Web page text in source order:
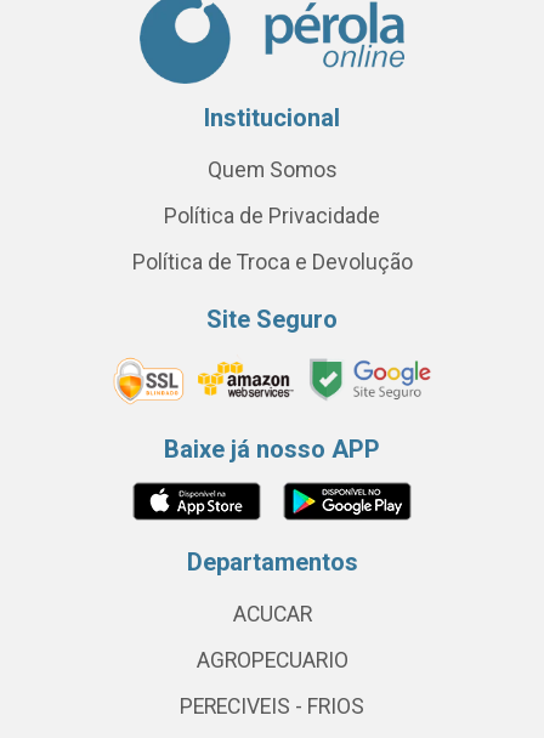
Institucional
Quem Somos
Política de Privacidade
Política de Troca e Devolução
Site Seguro
Baixe já nosso APP
Departamentos
ACUCAR
AGROPECUARIO
PERECIVEIS - FRIOS